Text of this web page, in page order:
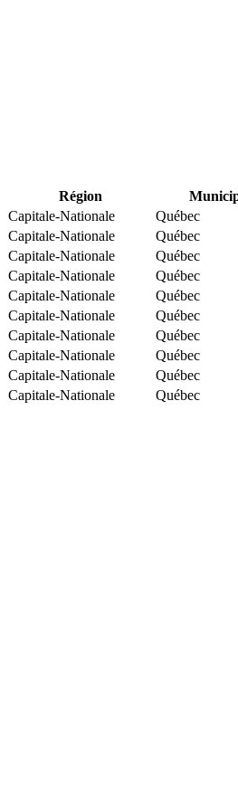
Région
Capitale-Nationale
Québec
Capitale-Nationale
Québec
Capitale-Nationale
Québec
Capitale-Nationale
Québec
Capitale-Nationale
Québec
Capitale-Nationale
Québec
Capitale-Nationale
Québec
Capitale-Nationale
Québec
Capitale-Nationale
Québec
Capitale-Nationale Québec